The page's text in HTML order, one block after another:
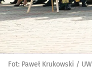
Fot: Paweł Krukowski / UW